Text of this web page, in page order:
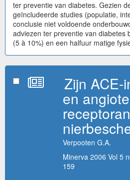
ter preventie van diabetes. Gezien
geïncludeerde studies (populatie,
conclusie niet voldoende
adviezen ter preventie van diabetes
(5 à 10%) en een halfuur matige
Zijn ACE-
en
Verpooten G.A.
Minerva 2006 Vol 5
159